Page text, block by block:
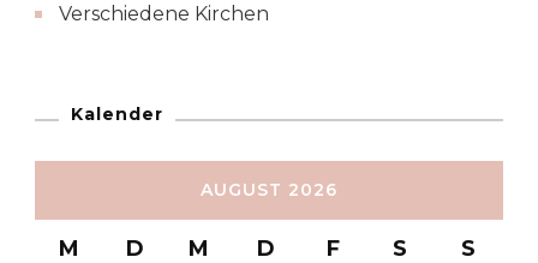
Verschiedene Kirchen
Kalender
AUGUST 2026
M D M D F S S